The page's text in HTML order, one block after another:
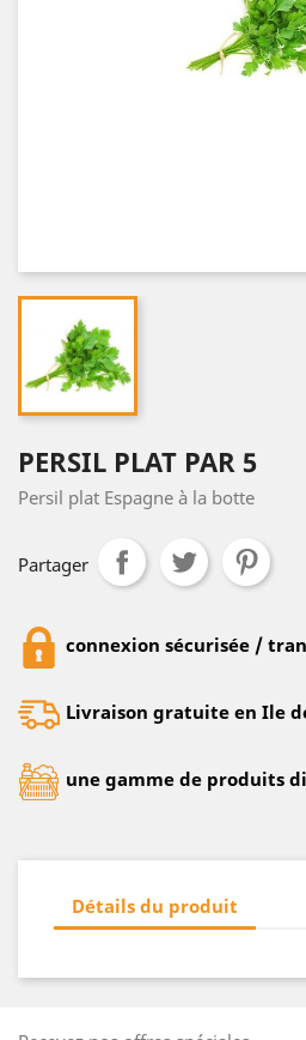
PERSIL PLAT PAR 5
Persil plat Espagne à la botte
Partager
connexion sécurisée /
Livraison gratuite en Ile
une gamme de produits
Détails du produit